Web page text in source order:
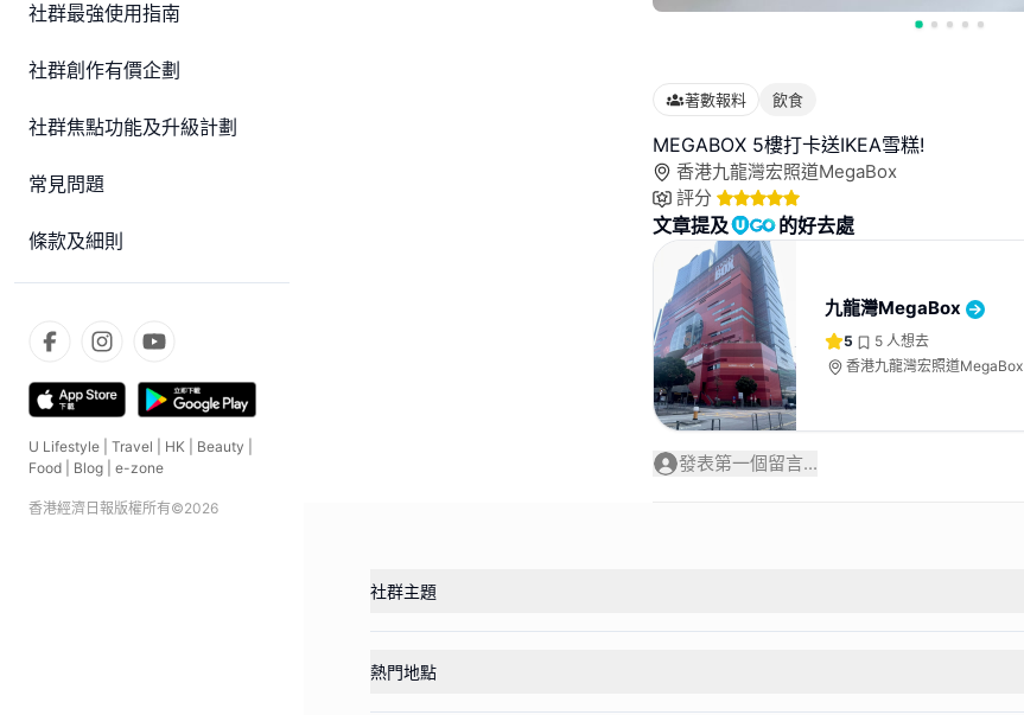
社群最強使用指南
社群創作有價企劃
社群焦點功能及升級計劃
常見問題
條款及細則
U Lifestyle Travel HK Beauty
Food
Blog e-zone
香港經濟日報版權所有©2026
著數報料 飲食
MEGABOX 5樓打卡送IKEA雪糕!
香港九龍灣宏照道MegaBox
評分
文章提及 的好去處
九龍灣MegaBox
5 5 人想去
香港九龍灣宏照道MegaBox
發表第一個留言...
社群主題
熱門地點